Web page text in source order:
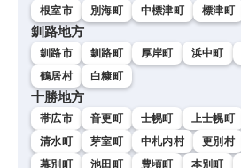
根室市 別海町 中標津町 標津町
釧路地方
釧路市 釧路町 厚岸町 浜中町
鶴居村
白糠町
十勝地方
帯広市 音更町 士幌町 上士幌町
清水町
芽室町 中札内村 更別村
幕別町
池田町 豊頃町 本別町